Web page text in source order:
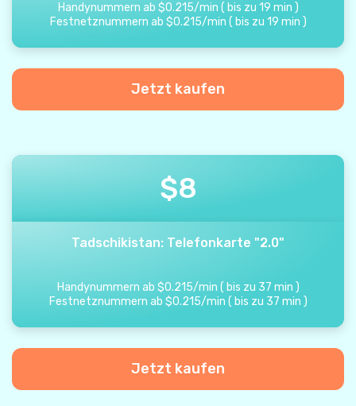
Handynummern ab $0.215/min ( bis zu 19 min )
Festnetznummern ab $0.215/min ( bis zu 19 min )
Jetzt kaufen
$8
Tadschikistan: Telefonkarte "2.0"
Handynummern ab $0.215/min ( bis zu 37 min )
Festnetznummern ab $0.215/min ( bis zu 37 min )
Jetzt kaufen